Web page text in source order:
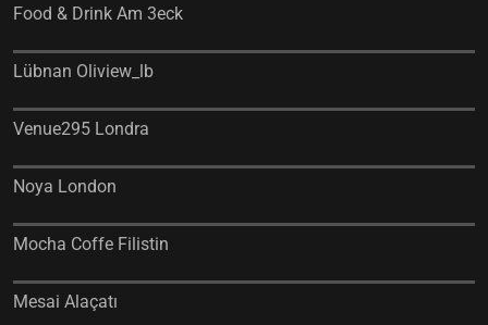
Food & Drink Am 3eck
Lübnan Oliview_lb
Venue295 Londra
Noya London
Mocha Coffe Filistin
Mesai Alaçatı